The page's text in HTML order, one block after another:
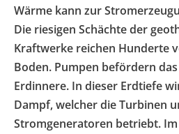
Wärme kann zur
Die riesigen Schächte der
Kraftwerke reichen Hunderte
Boden. Pumpen befördern
Erdinnere. In dieser Erdtiefe
Dampf, welcher die Turbinen
Stromgeneratoren betriebt. Im